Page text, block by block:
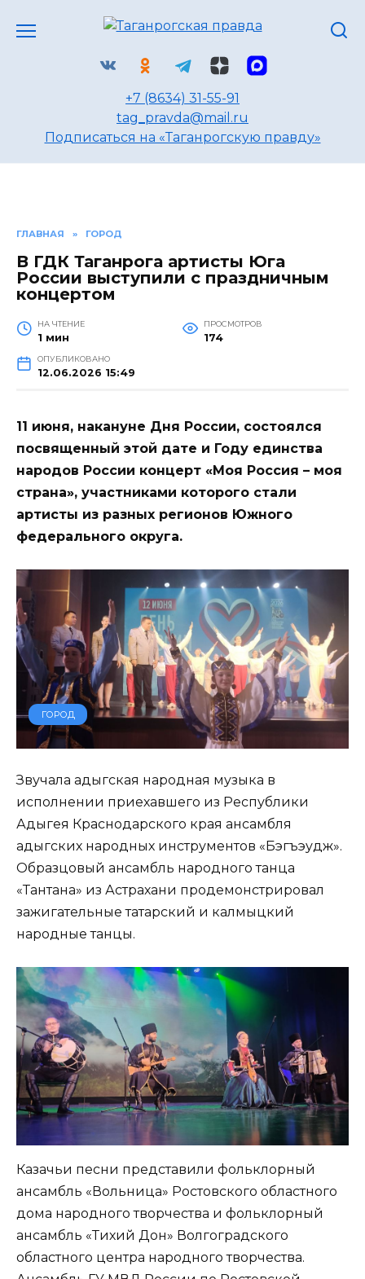
+7 (8634) 31-55-91
tag_pravda@mail.ru
Подписаться на «Таганрогскую правду»
ГЛАВНАЯ » ГОРОД
В ГДК Таганрога артисты Юга
России выступили с праздничным
концертом
НА ЧТЕНИЕ
1 мин
ПРОСМОТРОВ
174
ОПУБЛИКОВАНО
12.06.2026 15:49
11 июня, накануне Дня России, состоялся
посвященный этой дате и Году единства
народов России концерт «Моя Россия – моя
страна», участниками которого стали
артисты из разных регионов Южного
федерального округа.
ГОРОД
Звучала адыгская народная музыка в
исполнении приехавшего из Республики
Адыгея Краснодарского края ансамбля
адыгских народных инструментов «Бэгъэудж».
Образцовый ансамбль народного танца
«Тантана» из Астрахани продемонстрировал
зажигательные татарский и калмыцкий
народные танцы.
Казачьи песни представили фольклорный
ансамбль «Вольница» Ростовского областного
дома народного творчества и фольклорный
ансамбль «Тихий Дон» Волгоградского
областного центра народного творчества.